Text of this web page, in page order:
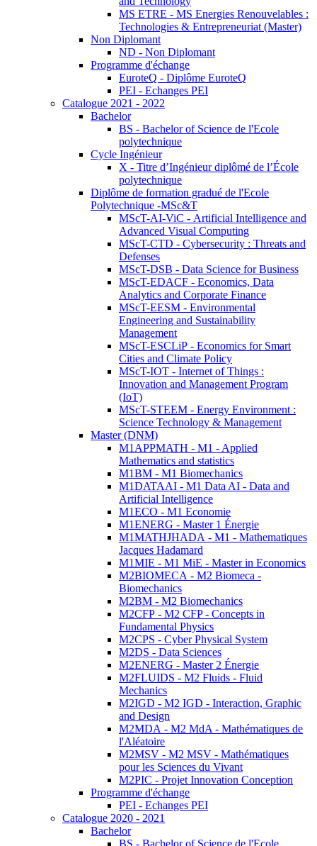
MS ETRE - MS Energies Renouvelables :
Technologies & Entrepreneuriat (Master)
Non Diplomant
ND - Non Diplomant
Programme d'échange
EuroteQ - Diplôme EuroteQ
PEI - Echanges PEI
Catalogue 2021 - 2022
Bachelor
BS - Bachelor of Science de l'Ecole
polytechnique
Cycle Ingénieur
X - Titre d’Ingénieur diplômé de l’École
polytechnique
Diplôme de formation gradué de l'Ecole
Polytechnique -MSc&T
MScT-AI-ViC - Artificial Intelligence and
Advanced Visual Computing
MScT-CTD - Cybersecurity : Threats and
Defenses
MScT-DSB - Data Science for Business
MScT-EDACF - Economics, Data
Analytics and Corporate Finance
MScT-EESM - Environmental
Engineering and Sustainability
Management
MScT-ESCLiP - Economics for Smart
Cities and Climate Policy
MScT-IOT - Internet of Things :
Innovation and Management Program
(IoT)
MScT-STEEM - Energy Environment :
Science Technology & Management
Master (DNM)
M1APPMATH - M1 - Applied
Mathematics and statistics
M1BM - M1 Biomechanics
M1DATAAI - M1 Data AI - Data and
Artificial Intelligence
M1ECO - M1 Economie
M1ENERG - Master 1 Énergie
M1MATHJHADA - M1 - Mathematiques
Jacques Hadamard
M1MIE - M1 MiE - Master in Economics
M2BIOMECA - M2 Biomeca -
Biomechanics
M2BM - M2 Biomechanics
M2CFP - M2 CFP - Concepts in
Fundamental Physics
M2CPS - Cyber Physical System
M2DS - Data Sciences
M2ENERG - Master 2 Énergie
M2FLUIDS - M2 Fluids - Fluid
Mechanics
M2IGD - M2 IGD - Interaction, Graphic
and Design
M2MDA - M2 MdA - Mathématiques de
l'Aléatoire
M2MSV - M2 MSV - Mathématiques
pour les Sciences du Vivant
M2PIC - Projet Innovation Conception
Programme d'échange
PEI - Echanges PEI
Catalogue 2020 - 2021
Bachelor
BS - Bachelor of Science de l'Ecole